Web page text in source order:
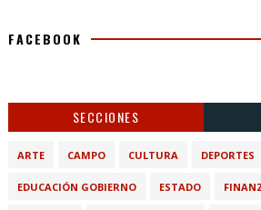
FACEBOOK
SECCIONES
ARTE CAMPO CULTURA DEPORTES
EDUCACIÓN GOBIERNO ESTADO